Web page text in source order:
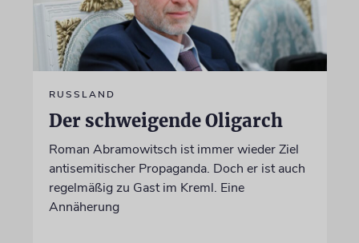
RUSSLAND
Der schweigende Oligarch
Roman Abramowitsch ist immer wieder Ziel
antisemitischer Propaganda. Doch er ist auch
regelmäßig zu Gast im Kreml. Eine
Annäherung